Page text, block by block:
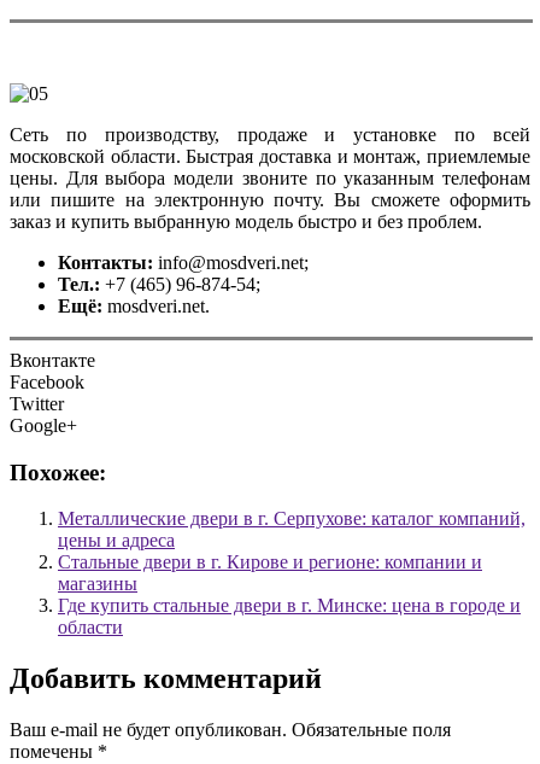
Сеть по производству, продаже и установке по всей
московской области. Быстрая доставка и монтаж, приемлемые
цены. Для выбора модели звоните по указанным телефонам
или пишите на электронную почту. Вы сможете оформить
заказ и купить выбранную модель быстро и без проблем.
Контакты: info@mosdveri.net;
Тел.: +7 (465) 96-874-54;
Ещё: mosdveri.net.
Вконтакте
Facebook
Twitter
Google+
Похожее:
Металлические двери в г. Серпухове: каталог компаний,
цены и адреса
Стальные двери в г. Кирове и регионе: компании и
магазины
Где купить стальные двери в г. Минске: цена в городе и
области
Добавить комментарий
Ваш e-mail не будет опубликован. Обязательные поля
помечены *